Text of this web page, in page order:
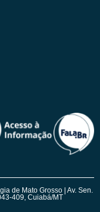
de Mato Grosso | Av. Sen.
409, Cuiabá/MT